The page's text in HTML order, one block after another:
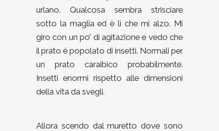
urlano. Qualcosa sembra strisciare
sotto la maglia ed è lì che mi alzo. Mi
giro con un po’ di agitazione e vedo che
il prato è popolato di insetti. Normali per
un prato caraibico probabilmente.
Insetti enormi rispetto alle dimensioni
della vita da svegli.
Allora scendo dal muretto dove sono